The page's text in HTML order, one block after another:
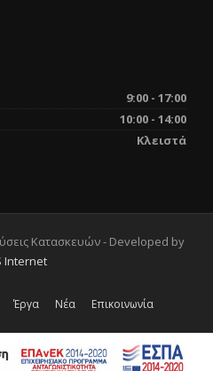
9:00 - 17:00
10:00 - 14:00
Κλειστά
Κατασκευών - Developed by
Internet
Έργα Νέα Επικοινωνία